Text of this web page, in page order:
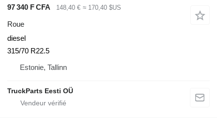
97 340 F CFA 148,40 € ≈ 170,40 $US
Roue
diesel
315/70 R22.5
Estonie, Tallinn
TruckParts Eesti OÜ